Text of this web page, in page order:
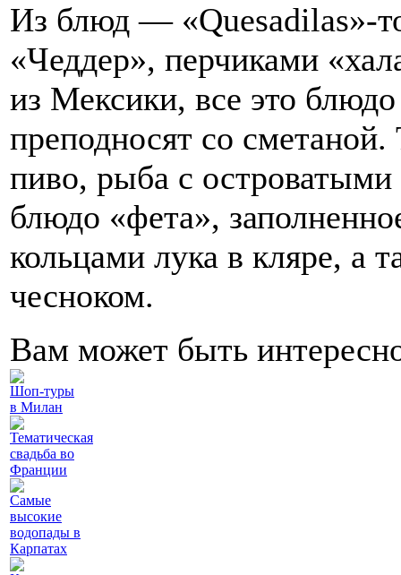
Из блюд — «Quesadilas»-
«Чеддер», перчиками
из Мексики, все это
преподносят со
пиво, рыба с
блюдо «фета»,
кольцами лука в кляре, а
чесноком.
Вам может быть
Шоп-туры
в Милан
Тематическая
свадьба во
Франции
Самые
высокие
водопады в
Карпатах